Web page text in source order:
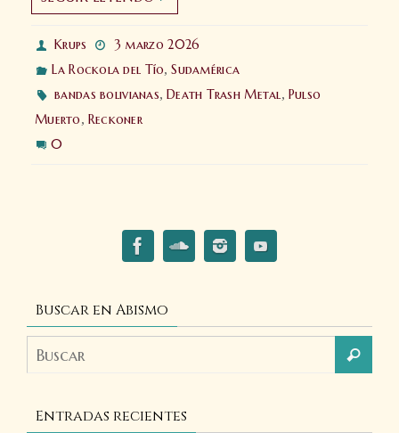
Krups
3 marzo 2026
La Rockola del Tío,Sudamérica
bandas bolivianas, Death Trash Metal, Pulso
Muerto, Reckoner
0
Buscar en Abismo
Entradas recientes